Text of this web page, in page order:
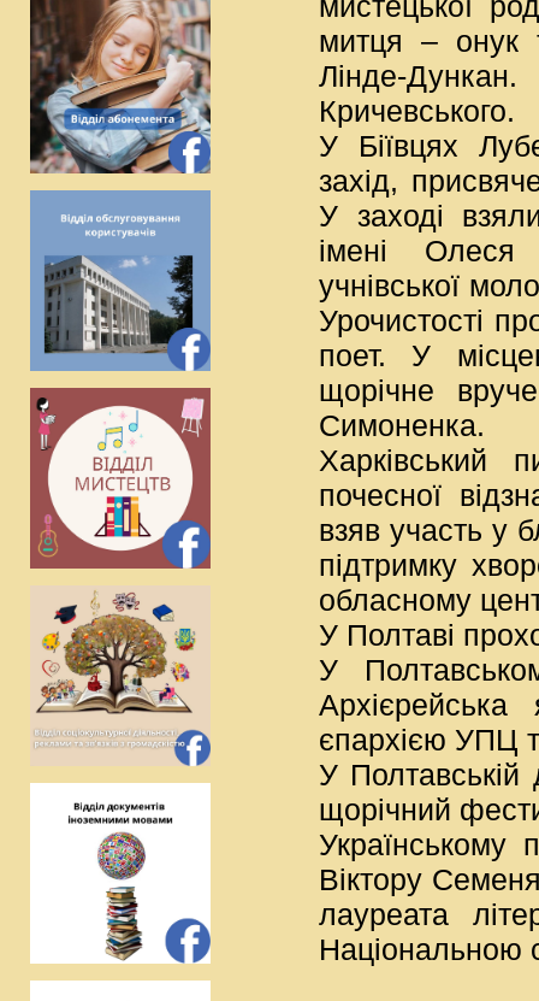
митця – онук
Лінде-
Кричевського.
У Біївцях
захід,
У заході
імені Олеся
учнівської
Урочистості
поет. У
щорічне
Симоненка.
Харківський
почесної
взяв участь у
підтримку
обласному
У Полтаві
У
єпархією УПЦ
У Полтавській
щорічний
Українському
Віктору
лауреата
Національною